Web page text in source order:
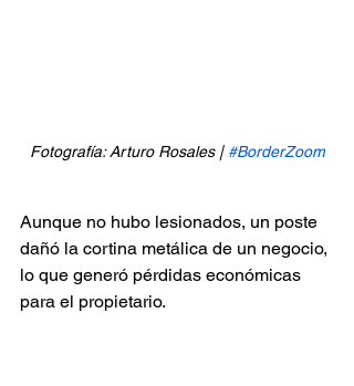
Fotografía: Arturo Rosales | #BorderZoom
Aunque no hubo lesionados, un poste
dañó la cortina metálica de un negocio,
lo que generó pérdidas económicas
para el propietario.